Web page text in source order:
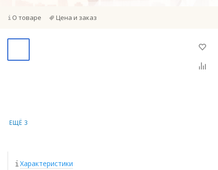
О товаре Цена и заказ
ЕЩЁ 3
Характеристики